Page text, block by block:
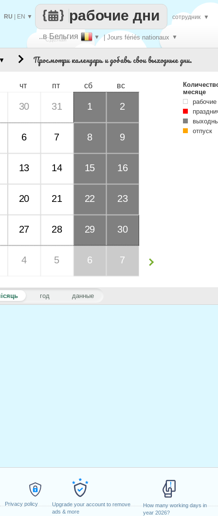
Privacy policy
Upgrade your account to remove
ads & more
How many working days in
year 2026?
Сделай
..в Бельгия ▼ | Jours fériés nationaux ▼
рабочие дни
RU EN ▼ сотрудник ▼
Просмотри календарь и добавь свои выходные дни.
год данные
чт пт сб вс
30 31 1 2
6 7 8 9
13 14 15 16
20 21 22 23
27 28 29 30
4 5 6 7
месяце
отпуск